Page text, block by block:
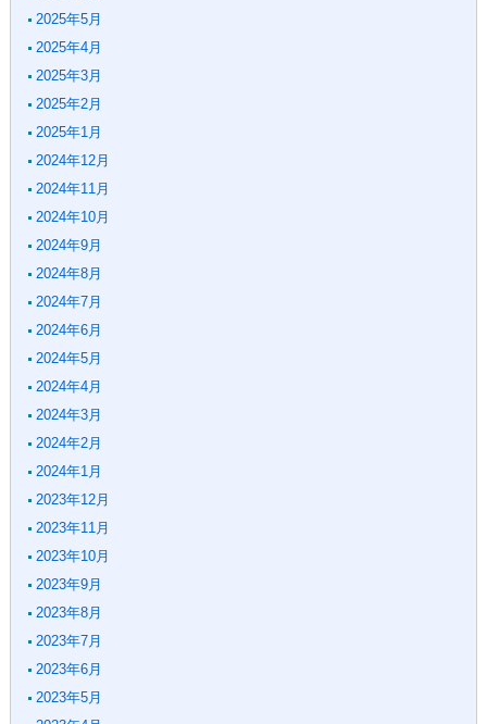
2025年5月
2025年4月
2025年3月
2025年2月
2025年1月
2024年12月
2024年11月
2024年10月
2024年9月
2024年8月
2024年7月
2024年6月
2024年5月
2024年4月
2024年3月
2024年2月
2024年1月
2023年12月
2023年11月
2023年10月
2023年9月
2023年8月
2023年7月
2023年6月
2023年5月